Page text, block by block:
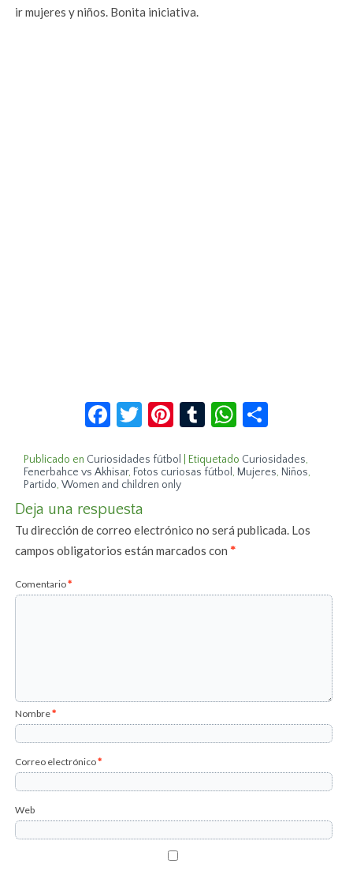
ir mujeres y niños. Bonita iniciativa.
Facebook
Twitter
Pinterest
TumblrWhatsApp
Publicado en Curiosidades fútbol Etiquetado Curiosidades,
Fenerbahce vs Akhisar, Fotos curiosas fútbol, Mujeres, Niños,
Partido,Women and children only
Deja una respuesta
Tu dirección de correo electrónico no será publicada. Los
campos obligatorios están marcados con*
Comentario*
Nombre*
Correo electrónico*
Web